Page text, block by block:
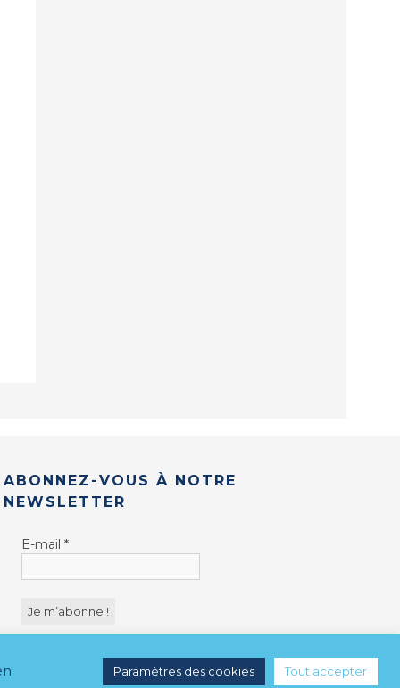
ABONNEZ-VOUS À NOTRE
NEWSLETTER
E-mail *
MENTIONS LÉGALES
Paramètres des cookies Tout accepter